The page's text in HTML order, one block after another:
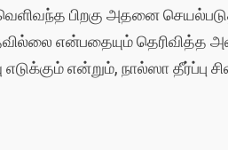
பிறகு அதனை
என்பதையும் தெரிவித்த
எடுக்கும் என்றும், நால்ஸா